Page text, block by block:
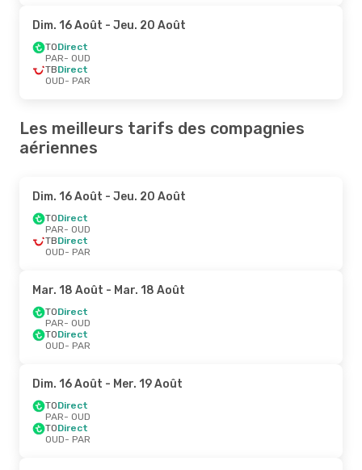
Dim. 16 Août - Jeu. 20 Août
TODirect
PAR- OUD
TBDirect
OUD- PAR
Les meilleurs tarifs des compagnies
aériennes
Dim. 16 Août - Jeu. 20 Août
TODirect
PAR- OUD
TBDirect
OUD- PAR
Mar. 18 Août - Mar. 18 Août
TODirect
PAR- OUD
TODirect
OUD- PAR
Dim. 16 Août - Mer. 19 Août
TODirect
PAR- OUD
TODirect
OUD- PAR